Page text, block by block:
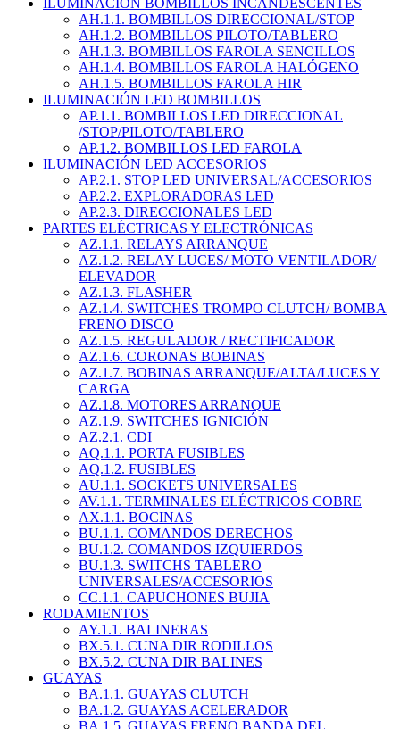
AH.1.1. BOMBILLOS DIRECCIONAL/STOP
AH.1.2. BOMBILLOS PILOTO/TABLERO
AH.1.3. BOMBILLOS FAROLA SENCILLOS
AH.1.4. BOMBILLOS FAROLA HALÓGENO
AH.1.5. BOMBILLOS FAROLA HIR
ILUMINACIÓN LED BOMBILLOS
AP.1.1. BOMBILLOS LED DIRECCIONAL
/STOP/PILOTO/TABLERO
AP.1.2. BOMBILLOS LED FAROLA
ILUMINACIÓN LED ACCESORIOS
AP.2.1. STOP LED UNIVERSAL/ACCESORIOS
AP.2.2. EXPLORADORAS LED
AP.2.3. DIRECCIONALES LED
PARTES ELÉCTRICAS Y ELECTRÓNICAS
AZ.1.1. RELAYS ARRANQUE
AZ.1.2. RELAY LUCES/ MOTO VENTILADOR/
ELEVADOR
AZ.1.3. FLASHER
AZ.1.4. SWITCHES TROMPO CLUTCH/ BOMBA
FRENO DISCO
AZ.1.5. REGULADOR / RECTIFICADOR
AZ.1.6. CORONAS BOBINAS
AZ.1.7. BOBINAS ARRANQUE/ALTA/LUCES Y
CARGA
AZ.1.8. MOTORES ARRANQUE
AZ.1.9. SWITCHES IGNICIÓN
AZ.2.1. CDI
AQ.1.1. PORTA FUSIBLES
AQ.1.2. FUSIBLES
AU.1.1. SOCKETS UNIVERSALES
AV.1.1. TERMINALES ELÉCTRICOS COBRE
AX.1.1. BOCINAS
BU.1.1. COMANDOS DERECHOS
BU.1.2. COMANDOS IZQUIERDOS
BU.1.3. SWITCHS TABLERO
UNIVERSALES/ACCESORIOS
CC.1.1. CAPUCHONES BUJIA
RODAMIENTOS
AY.1.1. BALINERAS
BX.5.1. CUNA DIR RODILLOS
BX.5.2. CUNA DIR BALINES
GUAYAS
BA.1.1. GUAYAS CLUTCH
BA.1.2. GUAYAS ACELERADOR
BA.1.5. GUAYAS FRENO BANDA DEL